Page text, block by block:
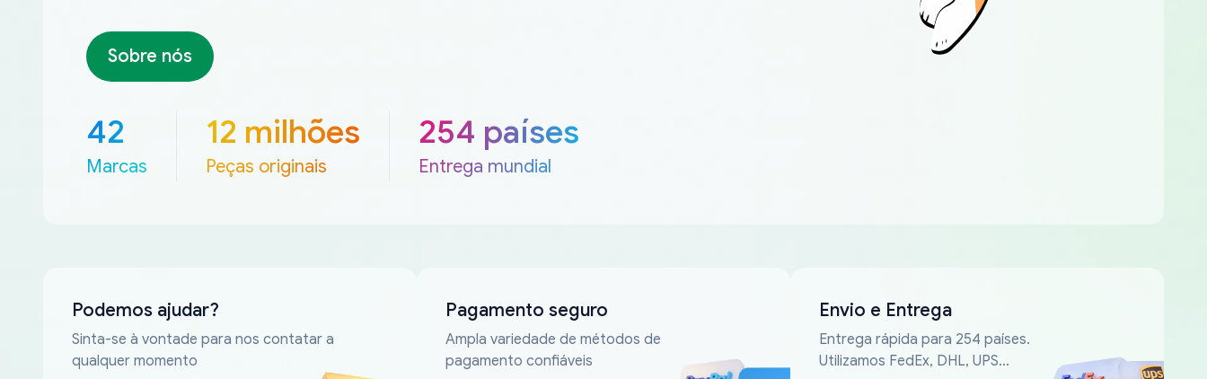
Sobre nós
42
Marcas
12 milhões
Peças originais
254 países
Entrega mundial
Podemos ajudar?
Sinta-se à vontade para nos contatar a
qualquer momento
Pagamento seguro
Ampla variedade de métodos de
pagamento confiáveis
Envio e Entrega
Entrega rápida para 254 países.
Utilizamos FedEx, DHL, UPS...